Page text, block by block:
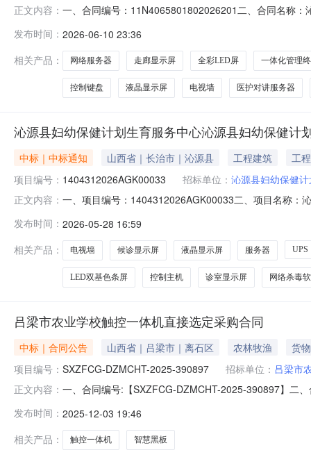
正文内容： 一、合同编号：11N4065801802026201二、合同名称
保健计划生育服务中心地址：沁源县沁河镇桥西街20号
13453
发布时间： 2026-06-10 23:36
相关产品：
网络服务器 走廊显示屏 全彩LED屏 一体化管理
控制键盘 液晶显示屏 电视墙 医护对讲服务器
沁源县妇幼保健计划生育服务中心沁源县妇幼保健
中标｜中标通知 山西省｜长治市｜沁源县 工程建筑
工程
项目编号： 1404312026AGK00033 招标单位： 沁源县妇幼保健
正文内容： 一、项目编号：1404312026AGK00033二、项目名称：
标理由其他事项四、主要标的信息货物类主要标的信息
系统集中采购
发布时间： 2026-05-28 16:59
相关产品：
电视墙 候诊显示屏 液晶显示屏 服务器 UPS
LED双基色条屏 控制主机 诊室显示屏 网络杀毒
吕梁市农业学校触控一体机直接选定采购合同
中标｜合同公告 山西省｜吕梁市｜离石区 农林牧渔
货物
项目编号： SXZFCG-DZMCHT-2025-390897 招标单位： 吕梁市
正文内容： 一、合同编号:【SXZFCG-DZMCHT-2025-390897】二
址：太原市小店区晋阳街68号海棠国际大厦14层15层联
型:
发布时间： 2025-12-03 19:46
相关产品：
触控一体机 智慧黑板